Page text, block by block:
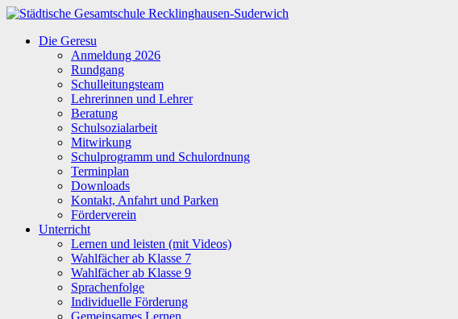
Zum
springen
Städtische
Gesamtschule
Recklinghausen-
Suderwich
Die Geresu
Anmeldung 2026
Rundgang
Schulleitungsteam
Lehrerinnen und Lehrer
Beratung
Schulsozialarbeit
Mitwirkung
Schulprogramm und Schulordnung
Terminplan
Downloads
Kontakt, Anfahrt und Parken
Förderverein
Unterricht
Lernen und leisten (mit Videos)
Wahlfächer ab Klasse 7
Wahlfächer ab Klasse 9
Sprachenfolge
Individuelle Förderung
Gemeinsames Lernen